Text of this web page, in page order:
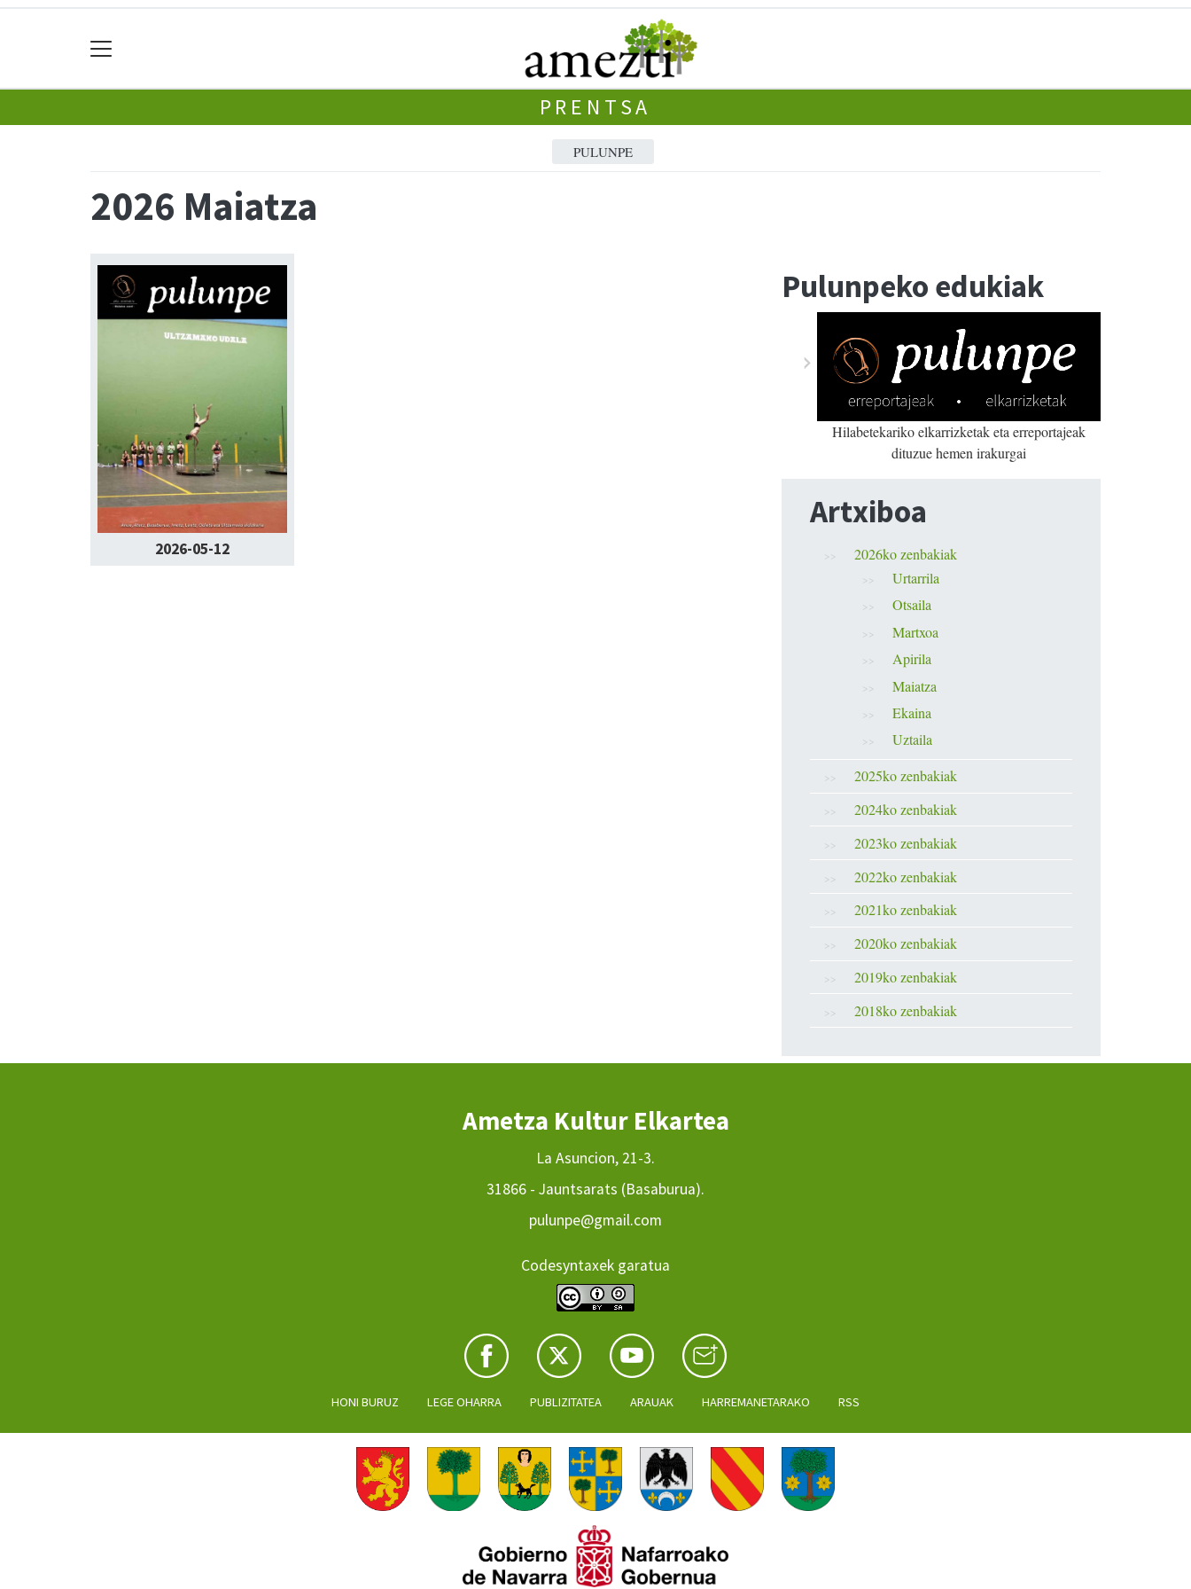
PRENTSA
PULUNPE
2026 Maiatza
2026-05-12
Pulunpeko edukiak
Hilabetekariko elkarrizketak eta erreportajeak
dituzue hemen irakurgai
Artxiboa
2026ko zenbakiak
Urtarrila
Otsaila
Martxoa
Apirila
Maiatza
Ekaina
Uztaila
2025ko zenbakiak
2024ko zenbakiak
2023ko zenbakiak
2022ko zenbakiak
2021ko zenbakiak
2020ko zenbakiak
2019ko zenbakiak
2018ko zenbakiak
Ametza Kultur Elkartea
La Asuncion, 21-3.
31866 - Jauntsarats (Basaburua).
pulunpe@gmail.com
Codesyntaxek garatua
HONI BURUZ LEGE OHARRA PUBLIZITATEA ARAUAK HARREMANETARAKO RSS